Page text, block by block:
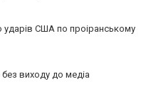
ударів США по проіранському
без виходу до медіа